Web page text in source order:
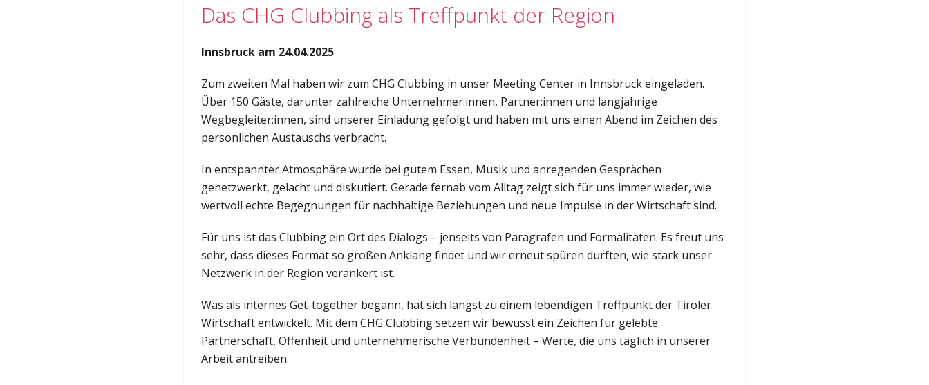
Das CHG Clubbing als Treffpunkt der Region
Innsbruck am 24.04.2025
Zum zweiten Mal haben wir zum CHG Clubbing in unser Meeting Center in Innsbruck eingeladen.
Über 150 Gäste, darunter zahlreiche Unternehmer:innen, Partner:innen und langjährige
Wegbegleiter:innen, sind unserer Einladung gefolgt und haben mit uns einen Abend im Zeichen des
persönlichen Austauschs verbracht.
In entspannter Atmosphäre wurde bei gutem Essen, Musik und anregenden Gesprächen
genetzwerkt, gelacht und diskutiert. Gerade fernab vom Alltag zeigt sich für uns immer wieder, wie
wertvoll echte Begegnungen für nachhaltige Beziehungen und neue Impulse in der Wirtschaft sind.
Für uns ist das Clubbing ein Ort des Dialogs – jenseits von Paragrafen und Formalitäten. Es freut uns
sehr, dass dieses Format so großen Anklang findet und wir erneut spüren durften, wie stark unser
Netzwerk in der Region verankert ist.
Was als internes Get-together begann, hat sich längst zu einem lebendigen Treffpunkt der Tiroler
Wirtschaft entwickelt. Mit dem CHG Clubbing setzen wir bewusst ein Zeichen für gelebte
Partnerschaft, Offenheit und unternehmerische Verbundenheit – Werte, die uns täglich in unserer
Arbeit antreiben.